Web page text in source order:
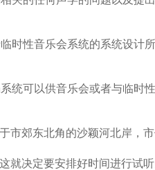
时性音乐会系统的系统设计
统可以供音乐会或者与临时
市郊东北角的沙颖河北岸，
就决定要安排好时间进行试